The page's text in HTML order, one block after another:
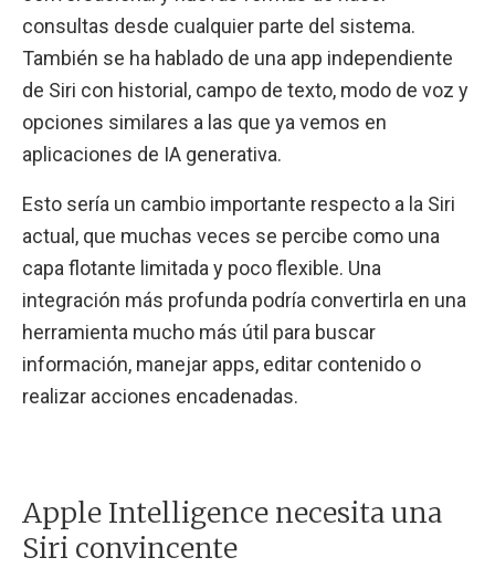
consultas desde cualquier parte del sistema.
También se ha hablado de una app independiente
de Siri con historial, campo de texto, modo de voz y
opciones similares a las que ya vemos en
aplicaciones de IA generativa.
Esto sería un cambio importante respecto a la Siri
actual, que muchas veces se percibe como una
capa flotante limitada y poco flexible. Una
integración más profunda podría convertirla en una
herramienta mucho más útil para buscar
información, manejar apps, editar contenido o
realizar acciones encadenadas.
Apple Intelligence necesita una
Siri convincente